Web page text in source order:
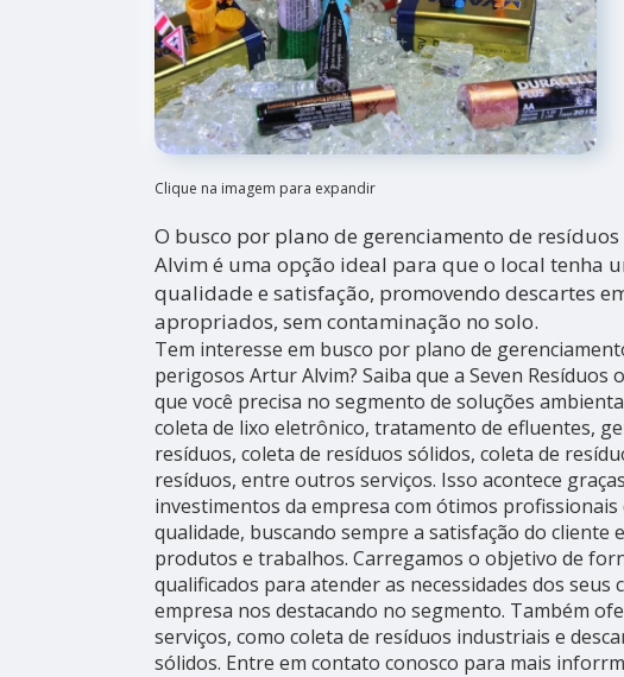
Clique na imagem para expandir
O busco por plano de gerenciamento de
Alvim é uma opção ideal para que o local tenha
qualidade e satisfação, promovendo descartes
apropriados, sem contaminação no solo.
Tem interesse em busco por plano de
perigosos Artur Alvim? Saiba que a Seven Resíduos
que você precisa no segmento de soluções
coleta de lixo eletrônico, tratamento de efluentes,
resíduos, coleta de resíduos sólidos, coleta de
resíduos, entre outros serviços. Isso acontece
investimentos da empresa com ótimos profissionais
qualidade, buscando sempre a satisfação do cliente
produtos e trabalhos. Carregamos o objetivo de
qualificados para atender as necessidades dos seus
empresa nos destacando no segmento. Também
serviços, como coleta de resíduos industriais e
sólidos. Entre em contato conosco para mais